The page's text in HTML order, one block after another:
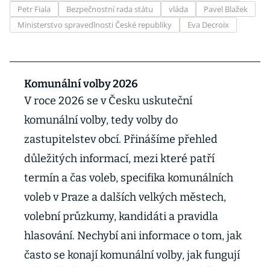
Petr Fiala Bezpečnostní rada státu vláda
Pavel Blažek
Ministerstvo spravedlnosti České republiky
Eva Decroix
Komunální volby 2026
V roce 2026 se v Česku uskuteční
komunální volby, tedy volby do
zastupitelstev obcí. Přinášíme přehled
důležitých informací, mezi které patří
termín a čas voleb, specifika komunálních
voleb v Praze a dalších velkých městech,
volební průzkumy, kandidáti a pravidla
hlasování. Nechybí ani informace o tom, jak
často se konají komunální volby, jak fungují